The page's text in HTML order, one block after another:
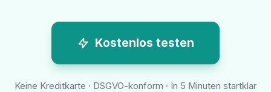
Kostenlos testen
Keine Kreditkarte · DSGVO-konform · In 5 Minuten startklar